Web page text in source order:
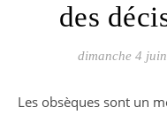
des
dimanche 4
Les obsèques sont un